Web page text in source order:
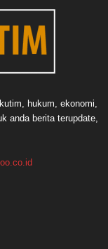
hukum, ekonomi,
anda berita terupdate,